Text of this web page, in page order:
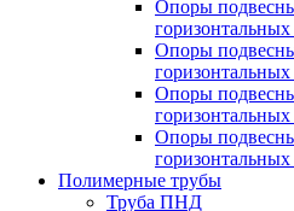
Опоры
Опоры
Опоры
Опоры
Полимерные трубы
Труба ПНД